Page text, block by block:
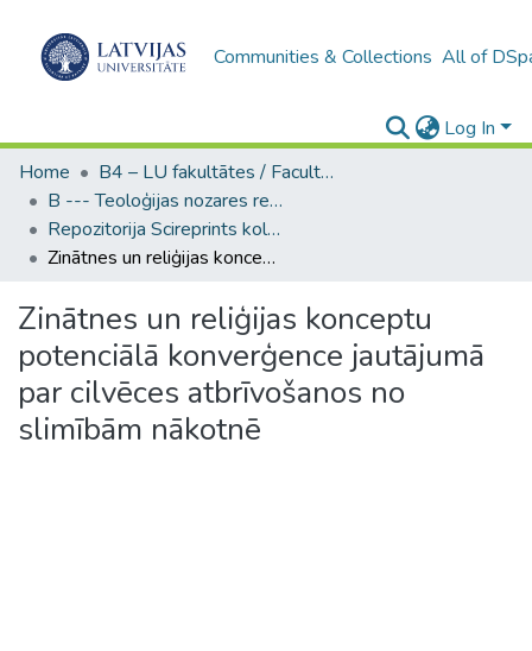
Communities & Collections All of
Log In
Home
B4 – LU fakultātes / Faculties of the UL
B --- Teoloģijas nozares repozitorijs SciReprints
Repozitorija Scireprints kolekcija
Zinātnes un reliģijas konceptu potenciālā konverģence jautājumā par cilvēces atbrīvošanos no slimībām nākotnē
Zinātnes un reliģijas konceptu
potenciālā konverģence jautājumā
par cilvēces atbrīvošanos no
slimībām nākotnē